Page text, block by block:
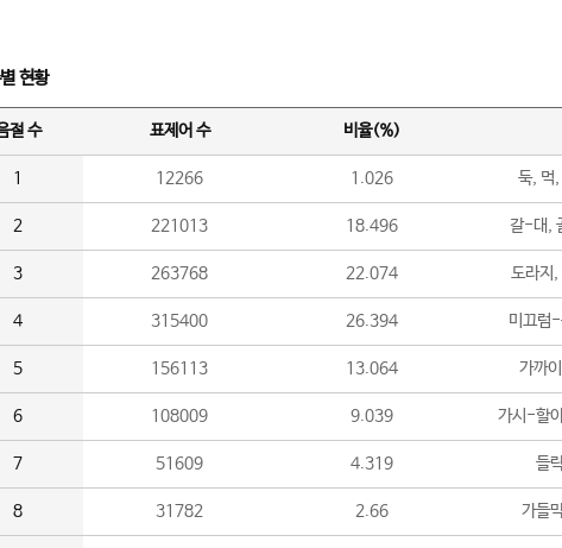
현황
절 수 표제어 수 비율(%)
1 12266 1.026 둑, 먹
2 221013 18.496 갈-대,
3 263768 22.074 도라지
4 315400 26.394 미끄럼
5 156113 13.064 가까
6 108009 9.039 가시-할
7 51609 4.319 들
8 31782 2.66 가들